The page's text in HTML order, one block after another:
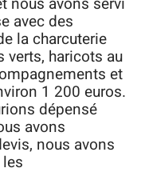
avec des
la charcuterie
verts, haricots au
et
1 200 euros.
dépensé
avons
nous avons